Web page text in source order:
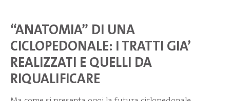
“ANATOMIA” DI UNA
CICLOPEDONALE: I TRATTI GIA’
REALIZZATI E QUELLI DA
RIQUALIFICARE